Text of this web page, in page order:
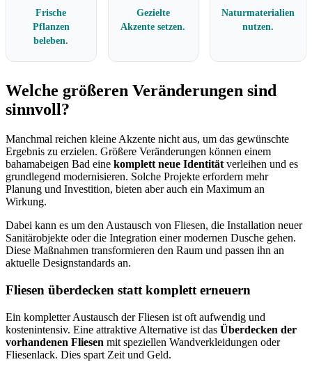
Frische
Pflanzen
beleben.
Gezielte
Akzente setzen.
Naturmaterialien
nutzen.
Welche größeren Veränderungen sind
sinnvoll?
Manchmal reichen kleine Akzente nicht aus, um das gewünschte
Ergebnis zu erzielen. Größere Veränderungen können einem
bahamabeigen Bad eine komplett neue Identität verleihen und es
grundlegend modernisieren. Solche Projekte erfordern mehr
Planung und Investition, bieten aber auch ein Maximum an
Wirkung.
Dabei kann es um den Austausch von Fliesen, die Installation neuer
Sanitärobjekte oder die Integration einer modernen Dusche gehen.
Diese Maßnahmen transformieren den Raum und passen ihn an
aktuelle Designstandards an.
Fliesen überdecken statt komplett erneuern
Ein kompletter Austausch der Fliesen ist oft aufwendig und
kostenintensiv. Eine attraktive Alternative ist das Überdecken der
vorhandenen Fliesen mit speziellen Wandverkleidungen oder
Fliesenlack. Dies spart Zeit und Geld.